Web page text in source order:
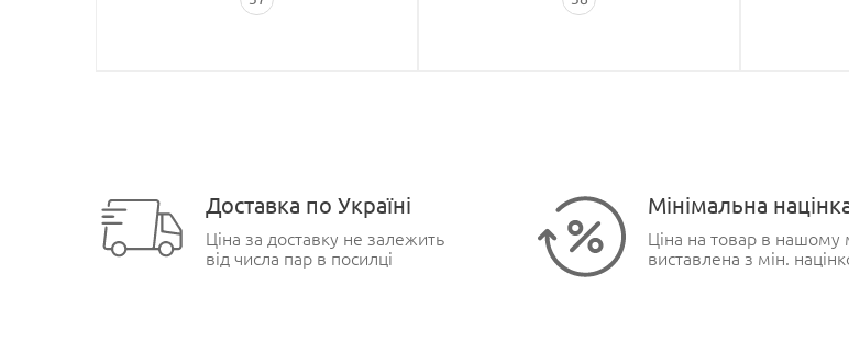
Доставка по Україні
Ціна за доставку не залежить
від числа пар в посилці
Мінімальна
Ціна на товар в нашому
виставлена з мін.